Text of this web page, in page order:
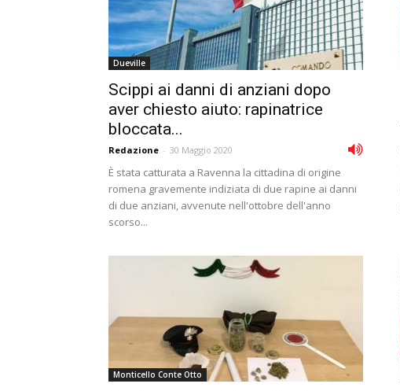
Dueville
Scippi ai danni di anziani dopo
aver chiesto aiuto: rapinatrice
bloccata...
Redazione - 30 Maggio 2020
È stata catturata a Ravenna la cittadina di origine
romena gravemente indiziata di due rapine ai danni
di due anziani, avvenute nell'ottobre dell'anno
scorso...
Monticello Conte Otto